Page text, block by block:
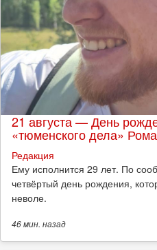
21 августа — День
«тюменского дела»
Редакция
Ему исполнится 29 лет. По
четвёртый день рождения,
неволе.
46 мин. назад